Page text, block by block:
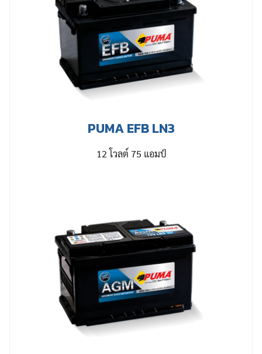
PUMA EFB LN3
12 โวลต์ 75 แอมป์